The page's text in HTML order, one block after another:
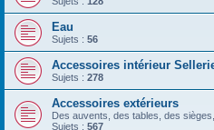
Eau
Sujets : 56
Accessoires intérieur
Sujets : 278
Accessoires extérieurs
Des auvents, des tables, des
Sujets : 567